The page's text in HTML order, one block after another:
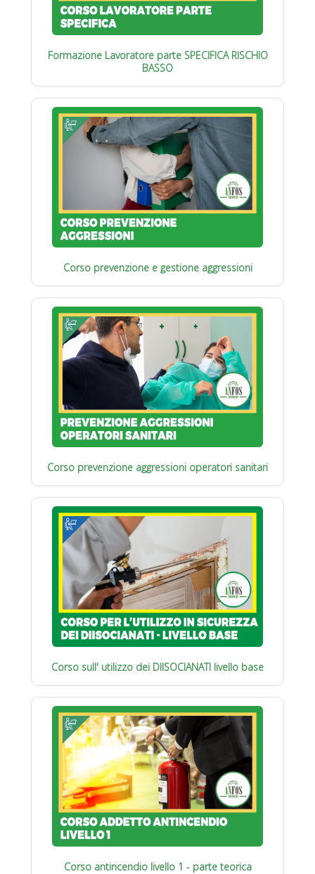
Formazione Lavoratore parte SPECIFICA RISCHIO
BASSO
Corso prevenzione e gestione aggressioni
Corso prevenzione aggressioni operatori sanitari
Corso sull' utilizzo dei DIISOCIANATI livello base
Corso antincendio livello 1 - parte teorica